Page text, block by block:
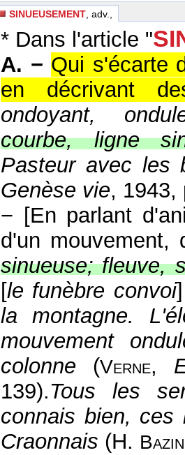
SINUEUSEMENT , adv.,
* Dans l'article "
A. − Qui s'écarte
en décrivant
ondoyant,
courbe, ligne
Pasteur avec les
Genèse vie, 1943,
− [En parlant
d'un mouvement,
sinueuse; fleuve,
[le funèbre convoi]
la montagne.
mouvement
colonne (Verne,
139).Tous les
connais bien, ces
Craonnais (H. Bazin